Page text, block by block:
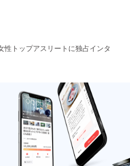
性トップアスリートに独占インタ